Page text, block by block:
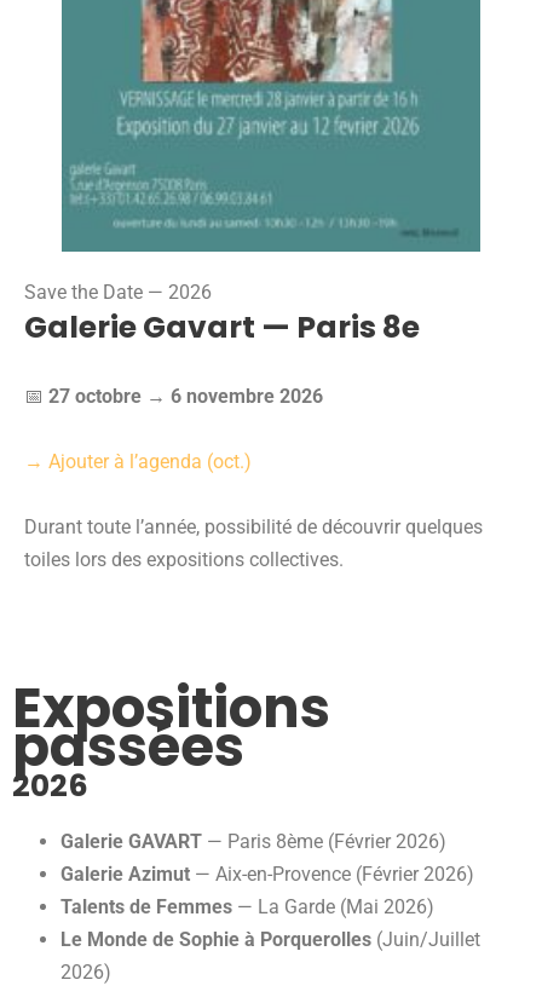
Save the Date — 2026
Galerie Gavart — Paris 8e
📅 27 octobre → 6 novembre 2026
→ Ajouter à l’agenda (oct.)
Durant toute l’année, possibilité de découvrir quelques
toiles lors des expositions collectives.
Expositions
passées
2026
Galerie GAVART — Paris 8ème (Février 2026)
Galerie Azimut — Aix-en-Provence (Février 2026)
Talents de Femmes — La Garde (Mai 2026)
Le Monde de Sophie à Porquerolles (Juin/Juillet
2026)